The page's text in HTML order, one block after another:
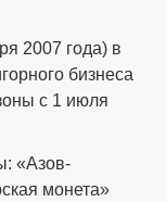
2007 года) в
бизнеса
с 1 июля
«Азов-
монета»